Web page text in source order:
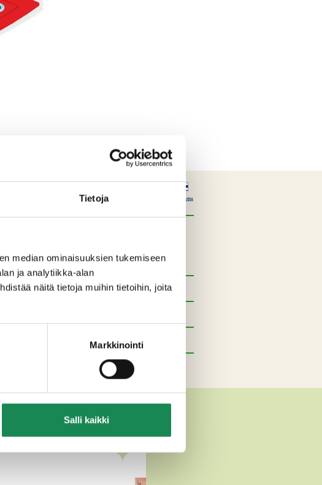
Tietoja
median ominaisuuksien tukemiseen
ja analytiikka-alan
näitä tietoja muihin tietoihin, joita
Markkinointi
Salli kaikki
JUUSTOT